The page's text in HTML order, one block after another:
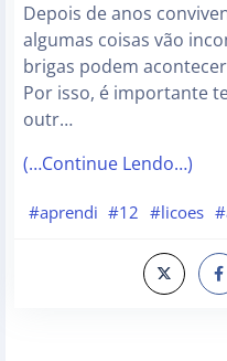
Depois de anos
algumas coisas vão
brigas podem
Por isso, é importante
outr…
(…Continue Lendo…)
#aprendi #12 #licoes